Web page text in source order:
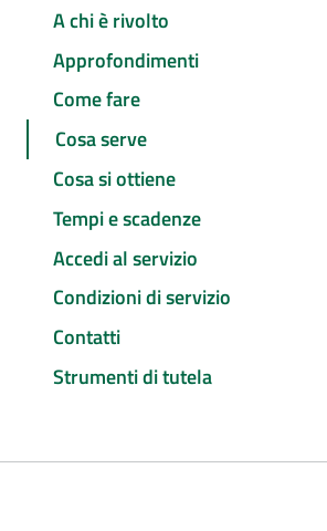
A chi è rivolto
Approfondimenti
Come fare
Cosa serve
Cosa si ottiene
Tempi e scadenze
Accedi al servizio
Condizioni di servizio
Contatti
Strumenti di tutela